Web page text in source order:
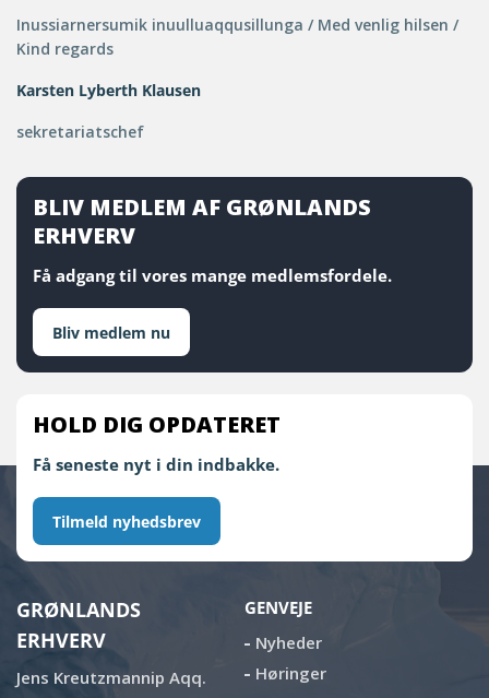
Inussiarnersumik inuulluaqqusillunga / Med venlig hilsen /
Kind regards
Karsten Lyberth Klausen
sekretariatschef
BLIV MEDLEM AF GRØNLANDS
ERHVERV
Få adgang til vores mange medlemsfordele.
Bliv medlem nu
HOLD DIG OPDATERET
Få seneste nyt i din indbakke.
Tilmeld nyhedsbrev
GRØNLANDS
ERHVERV
Jens Kreutzmannip Aqq.
GENVEJE
Nyheder
Høringer